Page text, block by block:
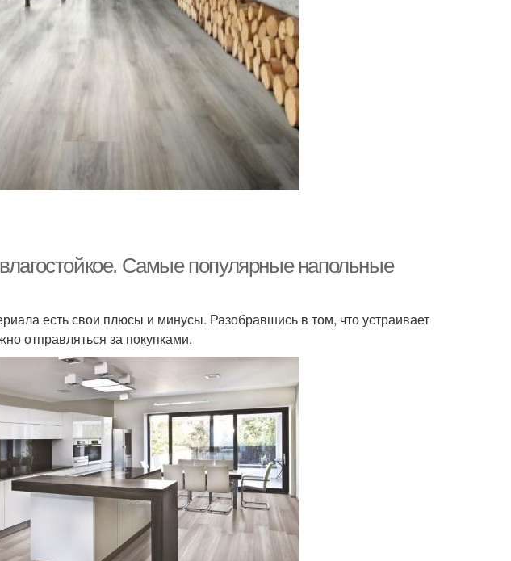
Самые популярные напольные
есть свои плюсы и минусы. Разобравшись в том, что устраивает
отправляться за покупками.